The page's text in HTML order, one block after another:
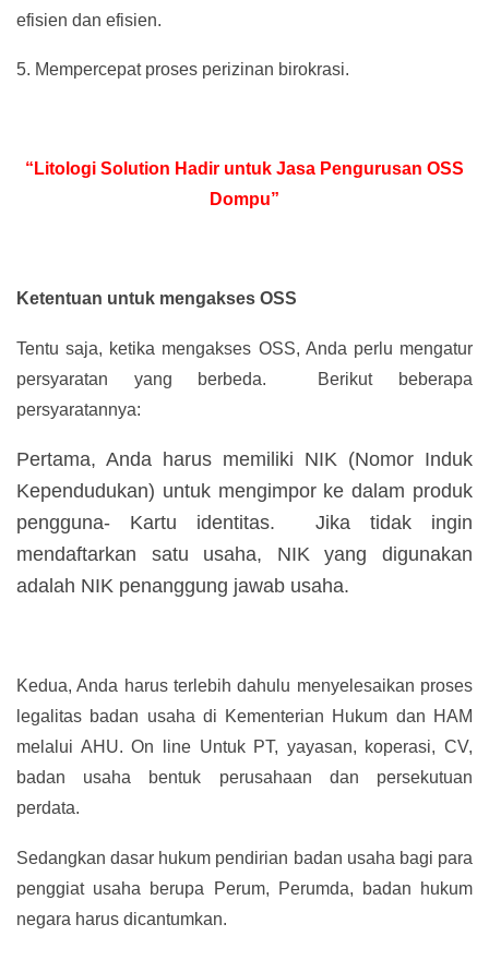
efisien dan efisien.
5. Mempercepat proses perizinan birokrasi.
“Litologi Solution Hadir untuk Jasa Pengurusan OSS
Dompu”
Ketentuan untuk mengakses OSS
Tentu saja, ketika mengakses OSS, Anda perlu mengatur
persyaratan yang berbeda. Berikut beberapa
persyaratannya:
Pertama, Anda harus memiliki NIK (Nomor Induk
Kependudukan) untuk mengimpor ke dalam produk
pengguna- Kartu identitas. Jika tidak ingin
mendaftarkan satu usaha, NIK yang digunakan
adalah NIK penanggung jawab usaha.
Kedua, Anda harus terlebih dahulu menyelesaikan proses
legalitas badan usaha di Kementerian Hukum dan HAM
melalui AHU. On line Untuk PT, yayasan, koperasi, CV,
badan usaha bentuk perusahaan dan persekutuan
perdata.
Sedangkan dasar hukum pendirian badan usaha bagi para
penggiat usaha berupa Perum, Perumda, badan hukum
negara harus dicantumkan.